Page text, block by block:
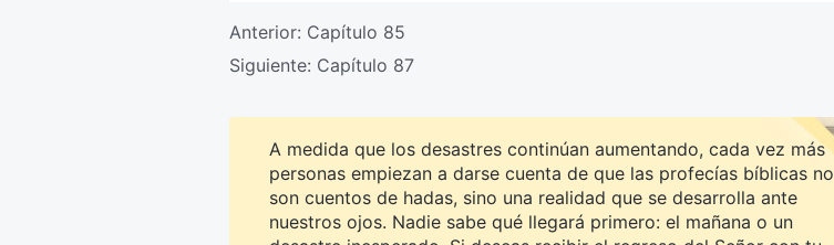
Anterior: Capítulo 85
Siguiente: Capítulo 87
A medida que los desastres continúan aumentando, cada vez más
personas empiezan a darse cuenta de que las profecías bíblicas no
son cuentos de hadas, sino una realidad que se desarrolla ante
nuestros ojos. Nadie sabe qué llegará primero: el mañana o un